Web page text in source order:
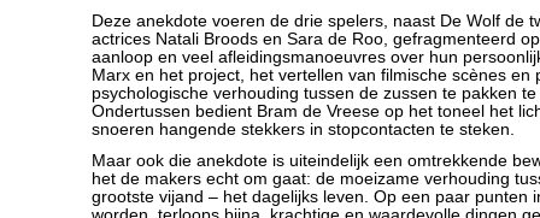
Deze anekdote voeren de drie spelers, naast De Wolf de
actrices Natali Broods en Sara de Roo, gefragmenteerd
aanloop en veel afleidingsmanoeuvres over hun
Marx en het project, het vertellen van filmische scènes en
psychologische verhouding tussen de zussen te pakken
Ondertussen bedient Bram de Vreese op het toneel het
snoeren hangende stekkers in stopcontacten te steken.
Maar ook die anekdote is uiteindelijk een omtrekkende
het de makers echt om gaat: de moeizame verhouding
grootste vijand – het dagelijks leven. Op een paar punten